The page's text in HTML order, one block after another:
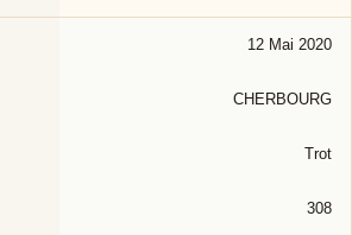
12 Mai 2020
CHERBOURG
Trot
308